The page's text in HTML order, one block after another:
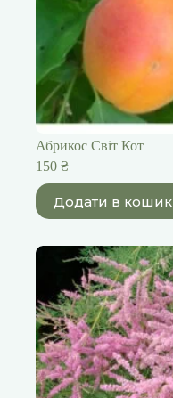
Абрикос Світ Кот
150 ₴
Додати в кошик